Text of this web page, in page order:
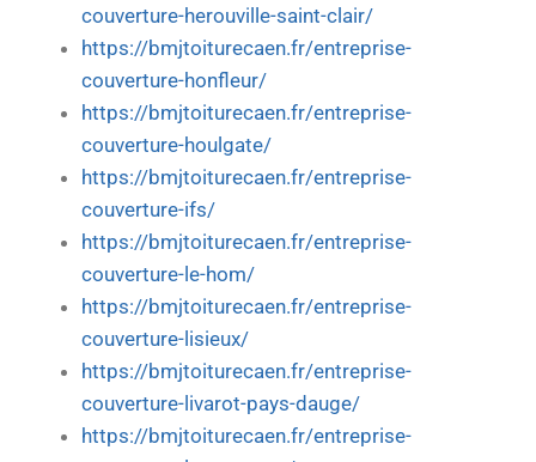
couverture-herouville-saint-clair/
https://bmjtoiturecaen.fr/entreprise-
couverture-honfleur/
https://bmjtoiturecaen.fr/entreprise-
couverture-houlgate/
https://bmjtoiturecaen.fr/entreprise-
couverture-ifs/
https://bmjtoiturecaen.fr/entreprise-
couverture-le-hom/
https://bmjtoiturecaen.fr/entreprise-
couverture-lisieux/
https://bmjtoiturecaen.fr/entreprise-
couverture-livarot-pays-dauge/
https://bmjtoiturecaen.fr/entreprise-